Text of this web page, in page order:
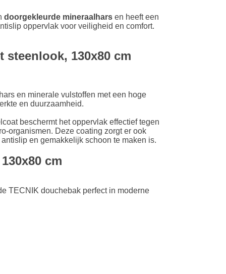
PL
doorgekleurde mineraalharsen heeft een
oppervlak voor veiligheid en comfort.
steenlook, 130x80 cm
en minerale vulstoffen met een hoge
en duurzaamheid.
beschermt het oppervlak effectief tegen
organismen. Deze coating zorgt er ook
en gemakkelijk schoon te maken is.
cm
TECNIK douchebak perfect in moderne